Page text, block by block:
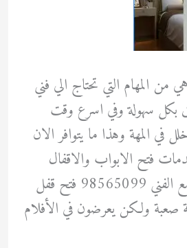
من المهام التي تحتاج الي فني
بكل سهولة وفي اسرع وقت
المهة وهذا ما يتوافر الان
فتح الابواب والاقفال
المغلقة تواصل الان مع الفني 98565099 فتح قفل
صعبة ولكن يعرضون في الأفلام